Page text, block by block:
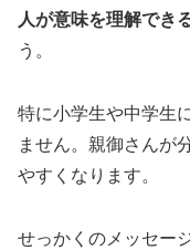
人が意味を理解でき
う。
特に小学生や中学生
ません。親御さんが
やすくなります。
せっかくのメッセー